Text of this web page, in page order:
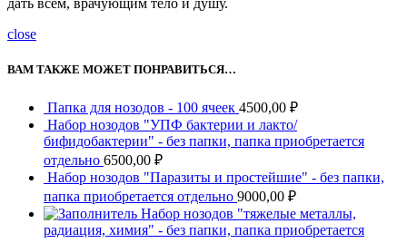
close
ВАМ ТАКЖЕ МОЖЕТ ПОНРАВИТЬСЯ…
Папка для нозодов - 100 ячеек 4500,00 ₽
Набор нозодов "УПФ бактерии и лакто/
бифидобактерии" - без папки, папка приобретается
отдельно 6500,00 ₽
Набор нозодов "Паразиты и простейшие" - без папки,
папка приобретается отдельно 9000,00 ₽
Набор нозодов "тяжелые металлы,
радиация, химия" - без папки, папка приобретается